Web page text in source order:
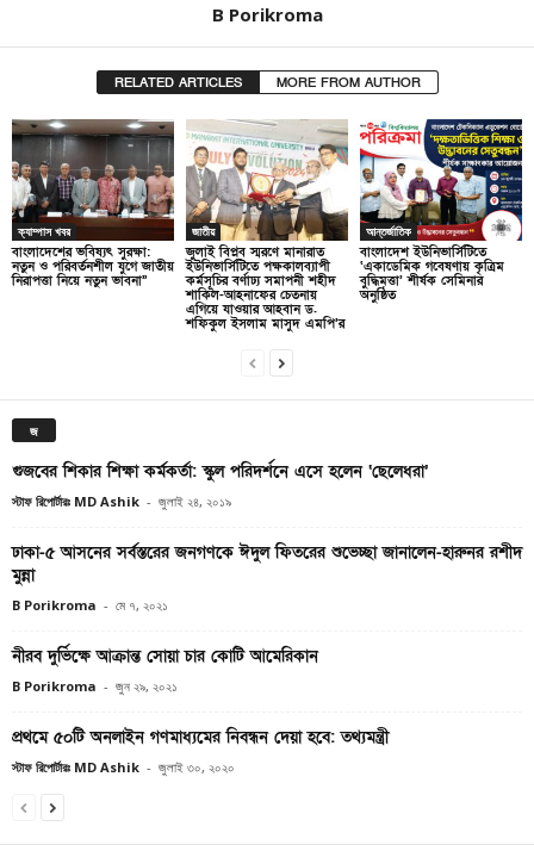
B Porikroma
RELATED ARTICLES MORE FROM AUTHOR
ক্যাম্পাস খবর
বাংলাদেশের ভবিষ্যৎ সুরক্ষা:
নতুন ও পরিবর্তনশীল যুগে জাতীয়
নিরাপত্তা নিয়ে নতুন ভাবনা”
জাতীয়
জুলাই বিপ্লব স্মরণে মানারাত
ইউনিভার্সিটিতে পক্ষকালব্যাপী
কর্মসূচির বর্ণাঢ্য সমাপনী শহীদ
শাকিল-আহনাফের চেতনায়
এগিয়ে যাওয়ার আহবান ড.
শফিকুল ইসলাম মাসুদ এমপি’র
আন্তর্জাতিক
বাংলাদেশ ইউনিভার্সিটিতে
‘একাডেমিক গবেষণায় কৃত্রিম
বুদ্ধিমত্তা’ শীর্ষক সেমিনার
অনুষ্ঠিত
জ
গুজবের শিকার শিক্ষা কর্মকর্তা: স্কুল পরিদর্শনে এসে হলেন ‘ছেলেধরা’
স্টাফ রিপোর্টারঃ MD Ashik - জুলাই ২৪, ২০১৯
ঢাকা-৫ আসনের সর্বস্তরের জনগণকে ঈদুল ফিতরের শুভেচ্ছা জানালেন-হারুনর রশীদ
মুন্না
B Porikroma - মে ৭, ২০২১
নীরব দুর্ভিক্ষে আক্রান্ত সোয়া চার কোটি আমেরিকান
B Porikroma - জুন ২৯, ২০২১
প্রথমে ৫০টি অনলাইন গণমাধ্যমের নিবন্ধন দেয়া হবে: তথ্যমন্ত্রী
স্টাফ রিপোর্টারঃ MD Ashik - জুলাই ৩০, ২০২০